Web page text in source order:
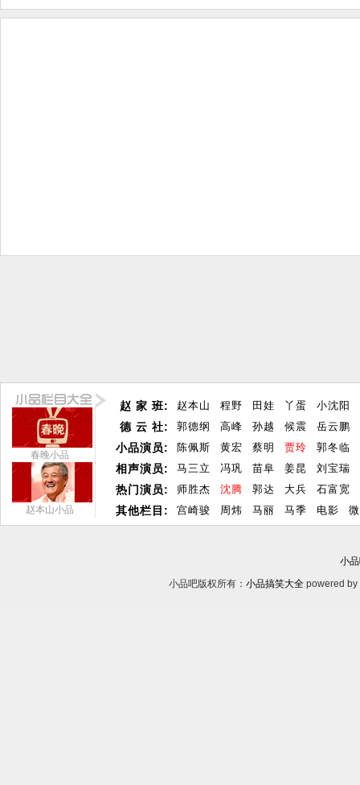
春晚小品
赵本山小品
赵 家 班:
德 云 社:
小品演员:
相声演员:
热门演员:
其他栏目:
赵本山 程野 田娃 丫蛋
小沈阳
郭德纲
高峰 孙越 候震
岳云鹏
陈佩斯
黄宏 蔡明 贾玲
郭冬临
马三立
冯巩 苗阜 姜昆
刘宝瑞
师胜杰
沈腾 郭达 大兵
石富宽
宫崎骏
周炜 马丽 马季 电影
小
小品吧版权所有： 小品搞笑大全 powered by